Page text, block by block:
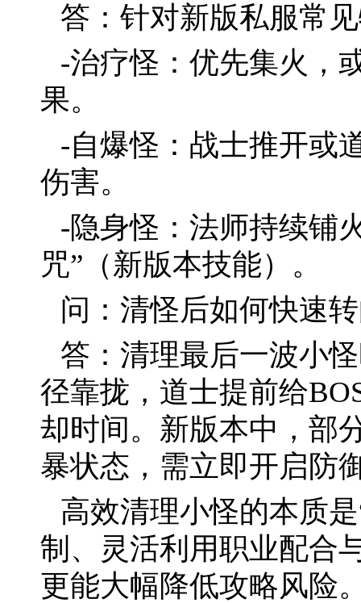
答：针对新版私服常
-治疗怪：优先集火，
果。
-自爆怪：战士推开或
伤害。
-隐身怪：法师持续铺
咒”（新版本技能）。
问：清怪后如何快速
答：清理最后一波小
径靠拢，道士提前给
却时间。新版本中，部
暴状态，需立即开启防
高效清理小怪的本质
制、灵活利用职业配合
更能大幅降低攻略风险